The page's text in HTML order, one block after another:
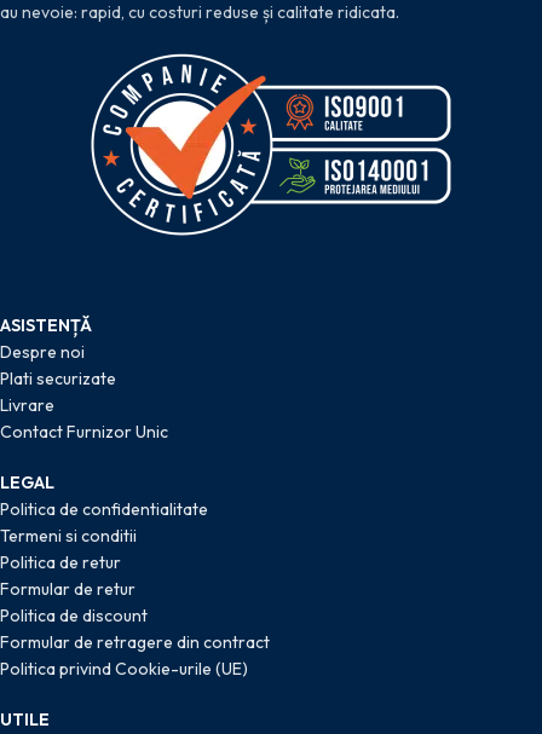
au nevoie: rapid, cu costuri reduse și calitate ridicata.
ASISTENȚĂ
Despre noi
Plati securizate
Livrare
Contact Furnizor Unic
LEGAL
Politica de confidentialitate
Termeni si conditii
Politica de retur
Formular de retur
Politica de discount
Formular de retragere din contract
Politica privind Cookie-urile (UE)
UTILE